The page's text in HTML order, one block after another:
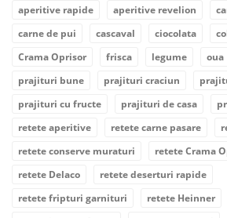
aperitive rapide
aperitive revelion
carne de pui
cascaval ciocolata
Crama Oprisor
frisca legume oua
prajituri bune
prajituri craciun
prajituri cu fructe
prajituri de casa
retete aperitive
retete carne pasare
retete conserve muraturi
retete Crama
retete Delaco
retete deserturi rapide
retete fripturi garnituri
retete Heinner